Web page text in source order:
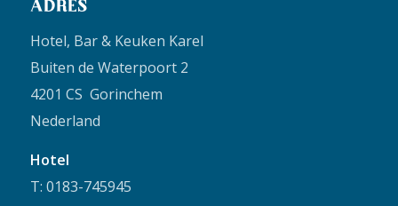
ADRES
Hotel, Bar & Keuken Karel
Buiten de Waterpoort 2
4201 CS Gorinchem
Nederland
Hotel
T: 0183-745945